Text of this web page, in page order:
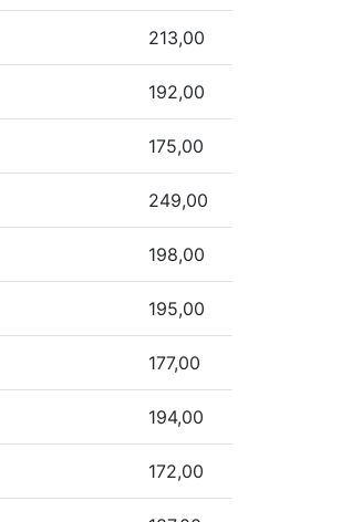
213,00
192,00
175,00
249,00
198,00
195,00
177,00
194,00
172,00